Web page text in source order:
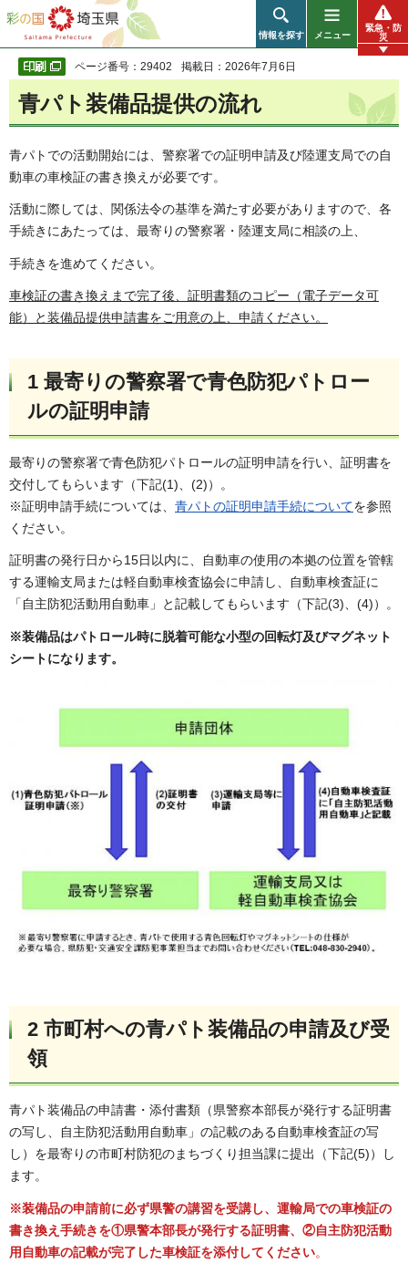
彩の国 埼玉県
情報を探す メニュー
緊急・防
災
ページ番号：29402 掲載日：2026年7月6日
青パト装備品提供の流れ
青パトでの活動開始には、警察署での証明申請及び陸運支局での自
動車の車検証の書き換えが必要です。
活動に際しては、関係法令の基準を満たす必要がありますので、各
手続きにあたっては、最寄りの警察署・陸運支局に相談の上、
手続きを進めてください。
車検証の書き換えまで完了後、証明書類のコピー（電子データ可
能）と装備品提供申請書をご用意の上、申請ください。
1 最寄りの警察署で青色防犯パトロー
ルの証明申請
最寄りの警察署で青色防犯パトロールの証明申請を行い、証明書を
交付してもらいます（下記(1)、(2)）。
※証明申請手続については、 青パトの証明申請手続についてを参照
ください。
証明書の発行日から15日以内に、自動車の使用の本拠の位置を管轄
する運輸支局または軽自動車検査協会に申請し、自動車検査証に
「自主防犯活動用自動車」と記載してもらいます（下記(3)、(4)）。
※装備品はパトロール時に脱着可能な小型の回転灯及びマグネット
シートになります。
2 市町村への青パト装備品の申請及び受
領
青パト装備品の申請書・添付書類（県警察本部長が発行する証明書
の写し、自主防犯活動用自動車」の記載のある自動車検査証の写
し）を最寄りの市町村防犯のまちづくり担当課に提出（下記(5)）し
ます。
※装備品の申請前に必ず県警の講習を受講し、運輸局での車検証の
書き換え手続きを①県警本部長が発行する証明書、②自主防犯活動
用自動車の記載が完了した車検証を添付してください。